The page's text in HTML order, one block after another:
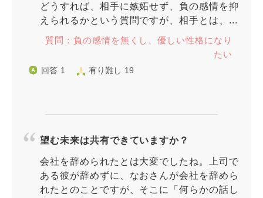
どうすれば、相手に嫉妬せず、負の感情を抑
えられるかという質問ですが、相手とは、...
質問：負の感情を無くし、優しい性格になり
たい
回答 1 有り難し 19
望む未来は共有できていますか？
会社を辞められたとは大変でしたね。上司で
ある彼が辞めずに、なおさんが会社を辞めら
れたとのことですが、そこに「何らかの話し